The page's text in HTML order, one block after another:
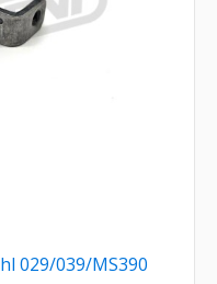
029/039/MS390